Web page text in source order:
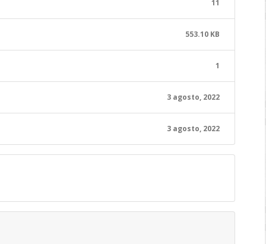
11
553.10 KB
1
3 agosto, 2022
3 agosto, 2022